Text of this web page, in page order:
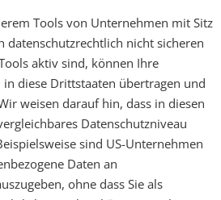
Tools von Unternehmen mit Sitz
datenschutzrechtlich nicht sicheren
aktiv sind, können Ihre
in diese Drittstaaten übertragen und
weisen darauf hin, dass in diesen
Datenschutzniveau
sind US-Unternehmen
Daten an
ohne dass Sie als